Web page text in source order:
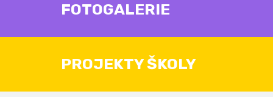
FOTOGALERIE
PROJEKTY ŠKOLY